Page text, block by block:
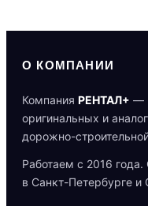
О КОМПАНИИ
Компания РЕНТАЛ+ —
оригинальных и
дорожно-
Работаем с 2016
в Санкт-Петербурге и